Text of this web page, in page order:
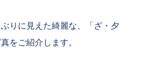
りに見えた綺麗な、「ざ・夕
をご紹介します。